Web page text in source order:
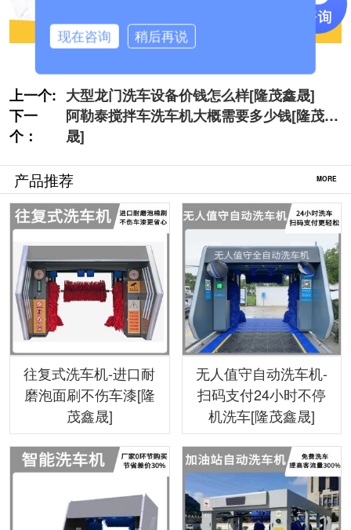
上一个: 大型龙门洗车设备价钱怎么样[隆茂鑫晟]
下一
个：
阿勒泰搅拌车洗车机大概需要多少钱[隆茂鑫
晟]
产品推荐 MORE
往复式洗车机-进口耐
磨泡面刷不伤车漆[隆
茂鑫晟]
无人值守自动洗车机-
扫码支付24小时不停
机洗车[隆茂鑫晟]
现在咨询 稍后再说